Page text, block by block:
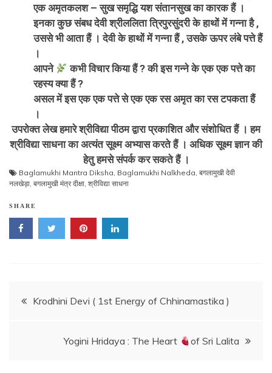
एक अमृतकलश – सुख समृद्धि यश संतानसुख का कारक हैं ।
इनका कुछ संबध देवी श्रीललिता त्रिपुरसुंदरी के हाथों में गन्ना है ,
उससे भी आता हैं । देवी के हाथों में गन्ना हैं , उसके ऊपर लंबे पत्ते हैं
।
आपने
कभी विचार किया हैं ? की इस गन्ने के एक एक पत्ते का
रहस्य क्या हैं ?
असल में इस एक एक पत्ते से एक एक रस अमृत का रस टपकता हैं
।
उपरोक्त लेख हमारे श्रीविद्या पीठम द्वारा प्रकाशित और संशोधित हैं । हम
श्रीविद्या साधना का अत्यंत सूक्ष्म अभ्यास करते हैं । अधिक सूक्ष्म ज्ञान की
हेतु हमसे संपर्क कर सकते हैं ।
Baglamukhi Mantra Diksha, Baglamukhi Nalkheda, बगलामुखी देवी
नलखेड़ा, बगलामुखी मंत्र दीक्षा, श्रीविद्या साधना
SHARE
PostKrodhini Devi ( 1st Energy of Chhinamastika )
Yogini Hridaya : The Heart of Sri Lalita